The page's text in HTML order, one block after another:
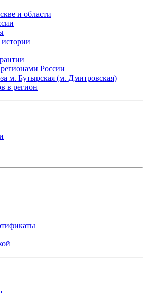
и области
России
м. Бутырская (м. Дмитровская)
в регион